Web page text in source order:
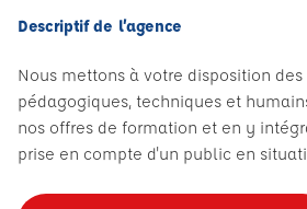
Descriptif de l’agence
Nous mettons à votre disposition
pédagogiques, techniques et
nos offres de formation et en y
prise en compte d'un public en